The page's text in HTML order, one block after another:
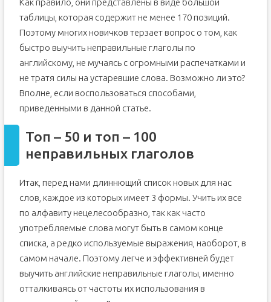
Как правило, они представлены в виде большой
таблицы, которая содержит не менее 170 позиций.
Поэтому многих новичков терзает вопрос о том, как
быстро выучить неправильные глаголы по
английскому, не мучаясь с огромными распечатками и
не тратя силы на устаревшие слова. Возможно ли это?
Вполне, если воспользоваться способами,
приведенными в данной статье.
Топ – 50 и топ – 100
неправильных глаголов
Итак, перед нами длиннющий список новых для нас
слов, каждое из которых имеет 3 формы. Учить их все
по алфавиту нецелесообразно, так как часто
употребляемые слова могут быть в самом конце
списка, а редко используемые выражения, наоборот, в
самом начале. Поэтому легче и эффективней будет
выучить английские неправильные глаголы, именно
отталкиваясь от частоты их использования в